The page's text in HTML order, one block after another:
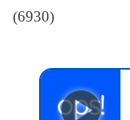
(6930)